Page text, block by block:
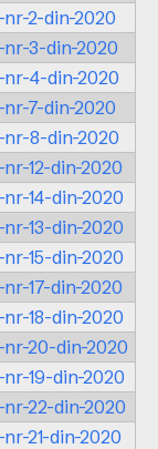
2-din-2020
3-din-2020
4-din-2020
7-din-2020
8-din-2020
12-din-2020
14-din-2020
13-din-2020
15-din-2020
17-din-2020
18-din-2020
20-din-2020
19-din-2020
22-din-2020
21-din-2020